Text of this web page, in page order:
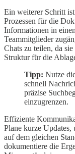
Ein weiterer Schritt
Prozessen für die
Informationen in
Teammitglieder
Chats zu teilen, da
Struktur für die
Tipp: Nutze
schnell
präzise
einzugrenzen.
Effiziente
Plane kurze Updates,
auf dem gleichen
dokumentiere die